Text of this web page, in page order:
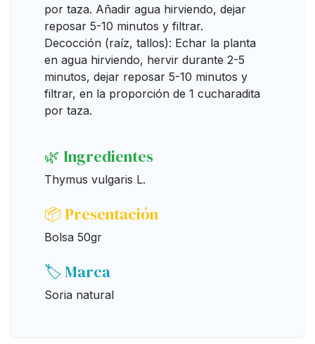
por taza. Añadir agua hirviendo, dejar
reposar 5-10 minutos y filtrar.
Decocción (raíz, tallos): Echar la planta
en agua hirviendo, hervir durante 2-5
minutos, dejar reposar 5-10 minutos y
filtrar, en la proporción de 1 cucharadita
por taza.
🌿 Ingredientes
Thymus vulgaris L.
📦 Presentación
Bolsa 50gr
🏷️ Marca
Soria natural